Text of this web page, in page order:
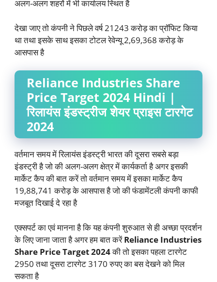
अलग-अलग शहरों में भी कार्यालय स्थित है
देखा जाए तो कंपनी ने पिछले वर्ष 21243 करोड़ का प्रॉफिट किया
था तथा इसके साथ इसका टोटल रेवेन्यू 2,69,368 करोड़ के
आसपास है
Reliance Industries Share
Price Target 2024 Hindi |
रिलायंस इंडस्ट्रीज शेयर प्राइस टारगेट
2024
वर्तमान समय में रिलायंस इंडस्ट्री भारत की दूसरा सबसे बड़ा
इंडस्ट्री है जो की अलग-अलग क्षेत्र में कार्यकर्ता है अगर इसकी
मार्केट कैप की बात करें तो वर्तमान समय में इसका मार्केट कैप
19,88,741 करोड़ के आसपास है जो की फंडामेंटली कंपनी काफी
मजबूत दिखाई दे रहा है
एक्सपर्ट का एवं मानना है कि यह कंपनी शुरुआत से ही अच्छा प्रदर्शन
के लिए जाना जाता है अगर हम बात करेंReliance Industries
Share Price Target 2024की तो इसका पहला टारगेट
2950 तथा दूसरा टारगेट 3170 रुपए का बस देखने को मिल
सकता है